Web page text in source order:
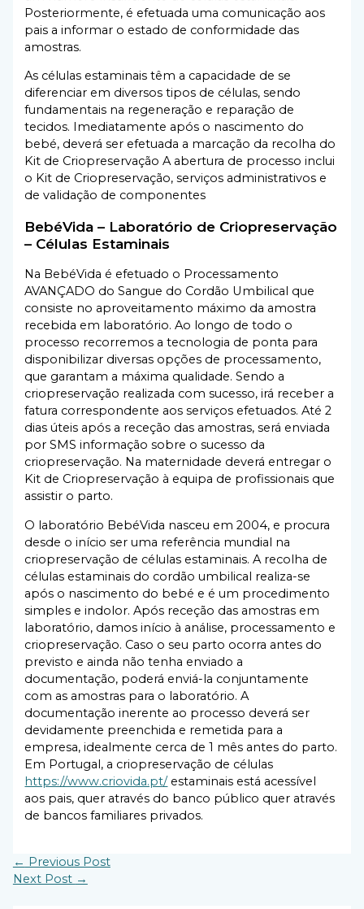
Posteriormente, é efetuada uma comunicação aos
pais a informar o estado de conformidade das
amostras.
As células estaminais têm a capacidade de se
diferenciar em diversos tipos de células, sendo
fundamentais na regeneração e reparação de
tecidos. Imediatamente após o nascimento do
bebé, deverá ser efetuada a marcação da recolha do
Kit de Criopreservação A abertura de processo inclui
o Kit de Criopreservação, serviços administrativos e
de validação de componentes
BebéVida – Laboratório de Criopreservação
– Células Estaminais
Na BebéVida é efetuado o Processamento
AVANÇADO do Sangue do Cordão Umbilical que
consiste no aproveitamento máximo da amostra
recebida em laboratório. Ao longo de todo o
processo recorremos a tecnologia de ponta para
disponibilizar diversas opções de processamento,
que garantam a máxima qualidade. Sendo a
criopreservação realizada com sucesso, irá receber a
fatura correspondente aos serviços efetuados. Até 2
dias úteis após a receção das amostras, será enviada
por SMS informação sobre o sucesso da
criopreservação. Na maternidade deverá entregar o
Kit de Criopreservação à equipa de profissionais que
assistir o parto.
O laboratório BebéVida nasceu em 2004, e procura
desde o início ser uma referência mundial na
criopreservação de células estaminais. A recolha de
células estaminais do cordão umbilical realiza-se
após o nascimento do bebé e é um procedimento
simples e indolor. Após receção das amostras em
laboratório, damos início à análise, processamento e
criopreservação. Caso o seu parto ocorra antes do
previsto e ainda não tenha enviado a
documentação, poderá enviá-la conjuntamente
com as amostras para o laboratório. A
documentação inerente ao processo deverá ser
devidamente preenchida e remetida para a
empresa, idealmente cerca de 1 mês antes do parto.
Em Portugal, a criopreservação de células
https://www.criovida.pt/estaminais está acessível
aos pais, quer através do banco público quer através
de bancos familiares privados.
← Previous Post
Next Post →